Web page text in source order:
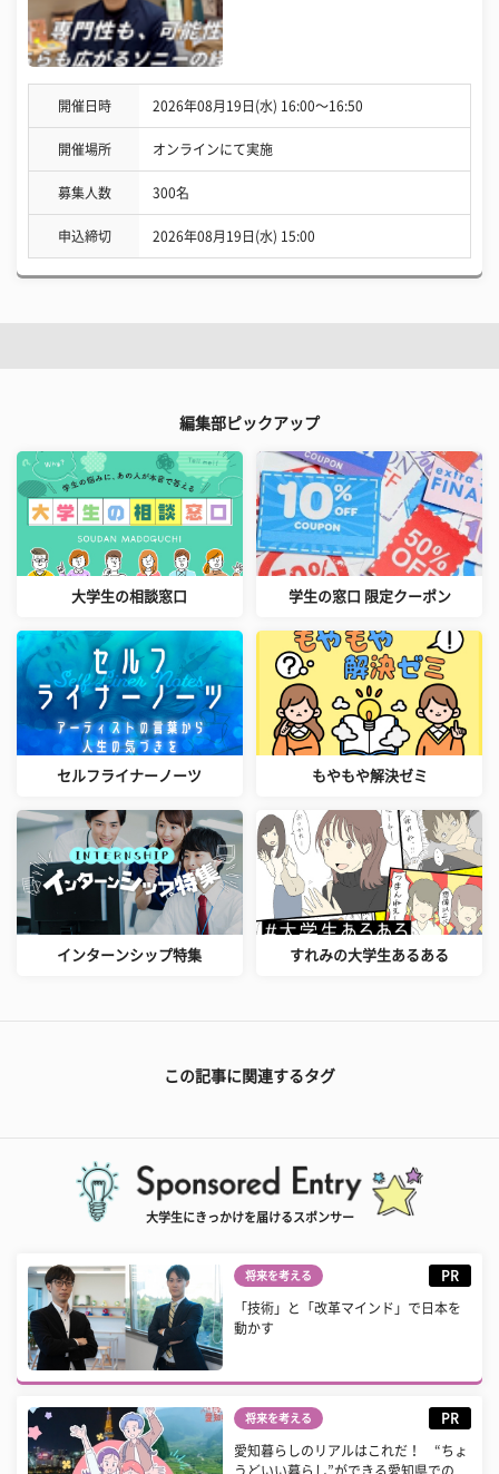
開催日時 2026年08月19日(水) 16:00〜16:50
開催場所 オンラインにて実施
募集人数 300名
申込締切 2026年08月19日(水) 15:00
編集部ピックアップ
大学生の相談窓口 学生の窓口 限定クーポン
セルフライナーノーツ もやもや解決ゼミ
インターンシップ特集 すれみの大学生あるある
この記事に関連するタグ
大学生にきっかけを届けるスポンサー
将来を考える PR
「技術」と「改革マインド」で日本を
動かす
将来を考える PR
愛知暮らしのリアルはこれだ！ “ちょ
うどいい暮らし”ができる愛知県での